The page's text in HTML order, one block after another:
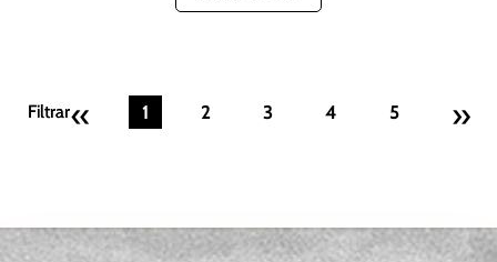
Filtrar
Filtrar« 1 2 3 4 5 »